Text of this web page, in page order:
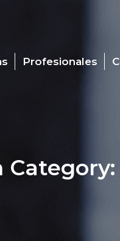
Profesionales
Category: